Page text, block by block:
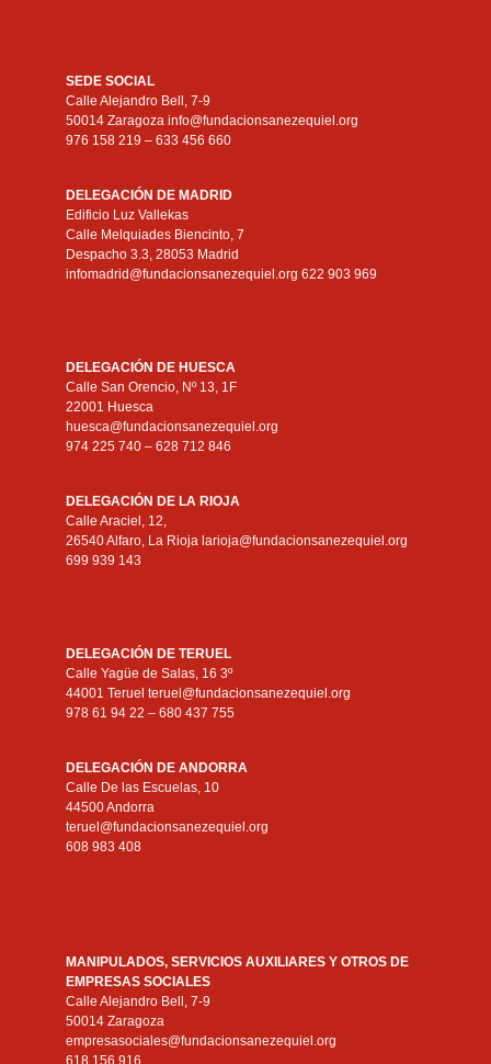
SEDE SOCIAL
Calle Alejandro Bell, 7-9
50014 Zaragoza info@fundacionsanezequiel.org
976 158 219 – 633 456 660
DELEGACIÓN DE MADRID
Edificio Luz Vallekas
Calle Melquiades Biencinto, 7
Despacho 3.3, 28053 Madrid
infomadrid@fundacionsanezequiel.org 622 903 969
DELEGACIÓN DE HUESCA
Calle San Orencio, Nº 13, 1F
22001 Huesca
huesca@fundacionsanezequiel.org
974 225 740 – 628 712 846
DELEGACIÓN DE LA RIOJA
Calle Araciel, 12,
26540 Alfaro, La Rioja larioja@fundacionsanezequiel.org
699 939 143
DELEGACIÓN DE TERUEL
Calle Yagüe de Salas, 16 3º
44001 Teruel teruel@fundacionsanezequiel.org
978 61 94 22 – 680 437 755
DELEGACIÓN DE ANDORRA
Calle De las Escuelas, 10
44500 Andorra
teruel@fundacionsanezequiel.org
608 983 408
MANIPULADOS, SERVICIOS AUXILIARES Y OTROS DE
EMPRESAS SOCIALES
Calle Alejandro Bell, 7-9
50014 Zaragoza
empresasociales@fundacionsanezequiel.org
618 156 916